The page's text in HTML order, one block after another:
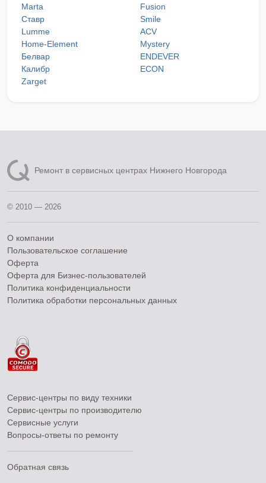
Marta
Fusion
Ставр
Smile
Lumme
ACV
Home-Element
Mystery
Белвар
ENDEVER
Калибр
ECON
Zarget
Ремонт в сервисных центрах Нижнего Новгорода
© 2010 — 2026
О компании
Пользовательское соглашение
Оферта
Оферта для Бизнес-пользователей
Политика конфиденциальности
Политика обработки персональных данных
Сервис-центры по виду техники
Сервис-центры по производителю
Сервисные услуги
Вопросы-ответы по ремонту
Обратная связь